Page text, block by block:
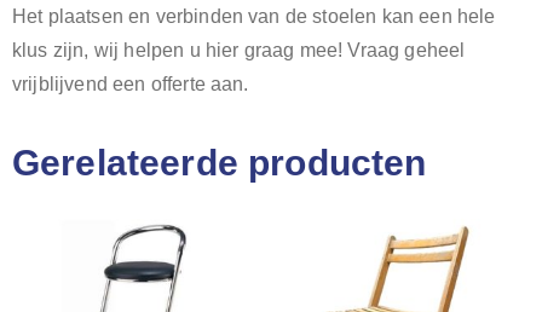
Het plaatsen en verbinden van de stoelen kan een hele
klus zijn, wij helpen u hier graag mee! Vraag geheel
vrijblijvend een offerte aan.
Gerelateerde producten